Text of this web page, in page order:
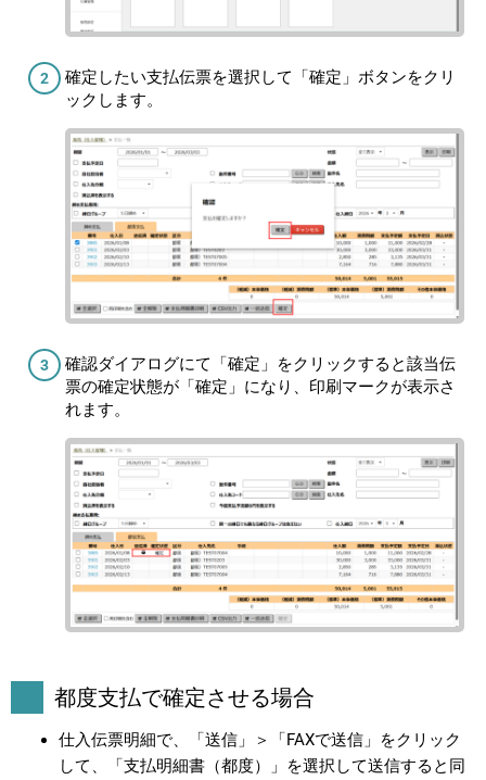
確定したい支払伝票を選択して「確定」ボタンをクリ
ックします。
確認ダイアログにて「確定」をクリックすると該当伝
票の確定状態が「確定」になり、印刷マークが表示さ
れます。
都度支払で確定させる場合
仕入伝票明細で、「送信」＞「FAXで送信」をクリック
して、「支払明細書（都度）」を選択して送信すると同